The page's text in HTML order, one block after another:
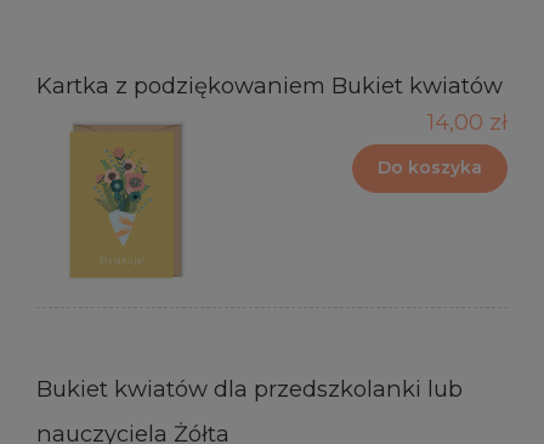
Kartka z podziękowaniem Bukiet kwiatów
14,00 zł
Do koszyka
Bukiet kwiatów dla przedszkolanki lub
nauczyciela Żółta